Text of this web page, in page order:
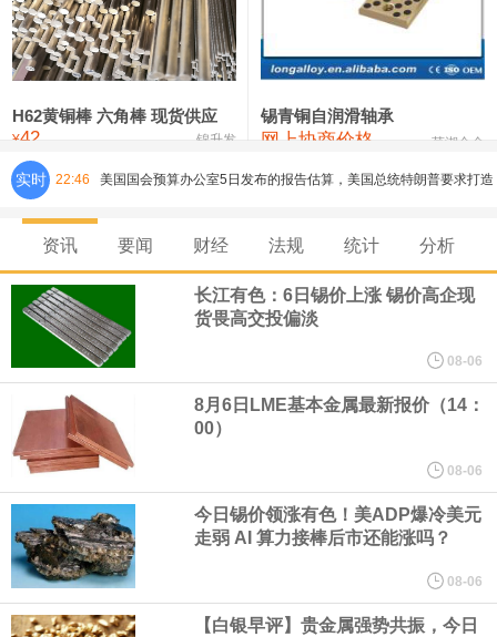
铸造铝合金锭(ZLD104) 24,100—24,300 24,200
压铸锌合金锭 26,250—26,450
氯化镍 38,300—40,300 39,300 0
H62黄铜棒 六角棒 现货供应
¥42 锦升发
锡青铜自润滑轴承
网上协商价格 芜湖合金
实时 22:46 美国国会预算办公室5日发布的报告估算，美国总统特朗普要求打造
的海军全新核动力“黄金舰队”可能需要在今后数十年间支出约2750
亿美元。其中，首艘“特朗普级”战列舰“无畏”号预估造价比原来至少
高50%。
芝加哥期权交易所全球市场公司（CBOE GLOBAL MARKETS
INC）：CBOE 欧洲清算所将于 8 月 24 日起，将证券融资交易清算
业务拓展至固定收益品类。
周四，亚洲科技股下跌，跟随隔夜交易中回调的美国同行，凸显了
全球科技股波动性的加剧。 日本市场中，软银股价收盘下跌4.4%，
资讯 要闻 财经 法规 统计 分析
长江有色：6日锡价上涨 锡价高企现
货畏高交投偏淡
08-06
8月6日LME基本金属最新报价（14：
00）
08-06
今日锡价领涨有色！美ADP爆冷美元
走弱 AI 算力接棒后市还能涨吗？
08-06
【白银早评】贵金属强势共振，今日